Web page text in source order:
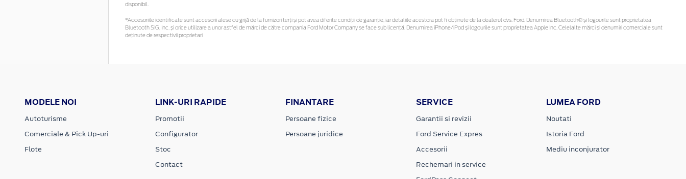
disponibil.
*Accesoriile identificate sunt accesorii alese cu grijă de la furnizori terți și pot avea diferite condiții de garanție, iar detaliile acestora pot fi obținute de la dealerul dvs. Ford. Denumirea Bluetooth® și logourile sunt proprietatea
Bluetooth SIG, Inc. și orice utilizare a unor astfel de mărci de către compania Ford Motor Company se face sub licență. Denumirea iPhone/iPod și logourile sunt proprietatea Apple Inc. Celelalte mărci și denumiri comerciale sunt
deținute de respectivii proprietari
MODELE NOI
Autoturisme
Comerciale & Pick Up-uri
Flote
LINK-URI RAPIDE
Promotii
Configurator
Stoc
Contact
FINANTARE
Persoane fizice
Persoane juridice
SERVICE
Garantii si revizii
Ford Service Expres
Accesorii
Rechemari in service
LUMEA FORD
Noutati
Istoria Ford
Mediu inconjurator